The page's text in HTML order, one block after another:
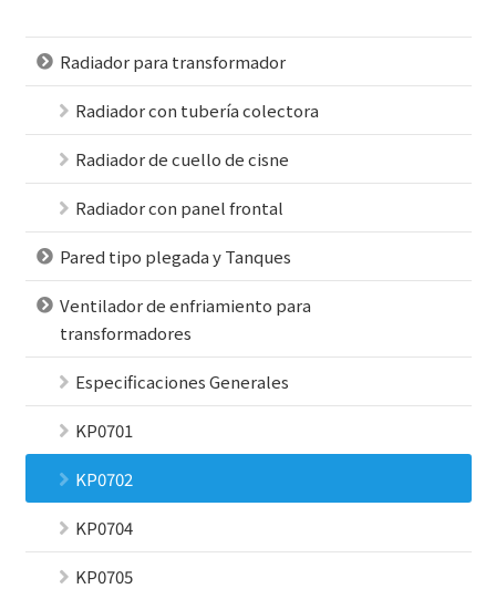
Radiador para transformador
Radiador con tubería colectora
Radiador de cuello de cisne
Radiador con panel frontal
Pared tipo plegada y Tanques
Ventilador de enfriamiento para
transformadores
Especificaciones Generales
KP0701
KP0702
KP0704
KP0705